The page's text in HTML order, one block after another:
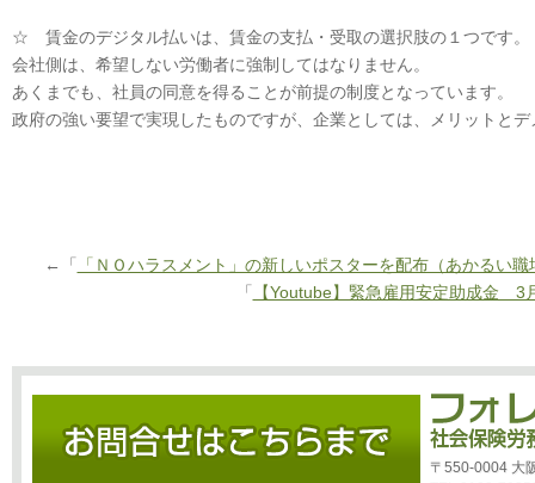
☆ 賃金のデジタル払いは、賃金の支払・受取の選択肢の１つです。
会社側は、希望しない労働者に強制してはなりません。
あくまでも、社員の同意を得ることが前提の制度となっています。
政府の強い要望で実現したものですが、企業としては、メリットと
←「
「ＮＯハラスメント」の新しいポスターを配布（あかるい職
「
【Youtube】緊急雇用安定助成金 3
〒550-0004 大